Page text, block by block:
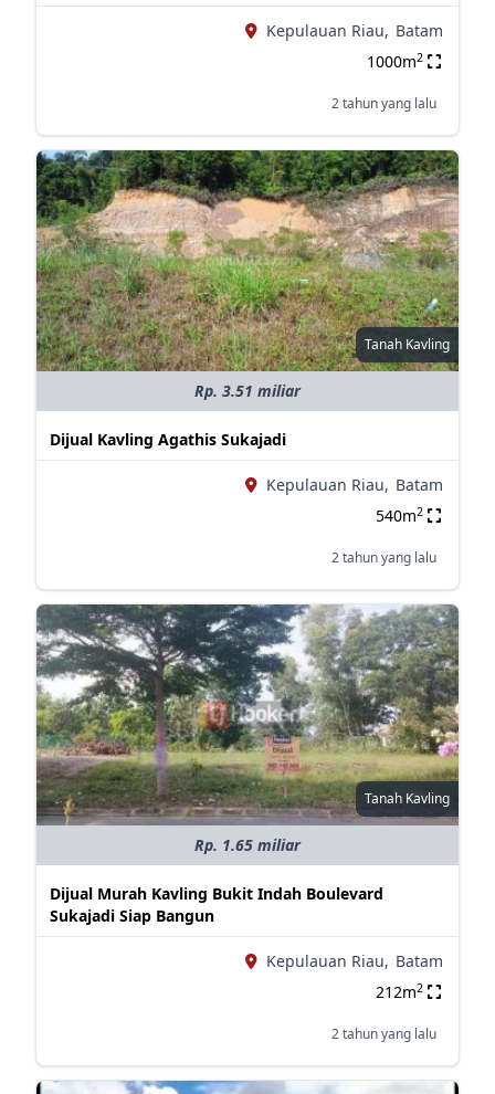
Kepulauan Riau, Batam
1000m2
2 tahun yang lalu
Tanah Kavling
Rp. 3.51 miliar
Dijual Kavling Agathis Sukajadi
Kepulauan Riau, Batam
540m2
2 tahun yang lalu
Tanah Kavling
Rp. 1.65 miliar
Dijual Murah Kavling Bukit Indah Boulevard
Sukajadi Siap Bangun
Kepulauan Riau, Batam
212m2
2 tahun yang lalu